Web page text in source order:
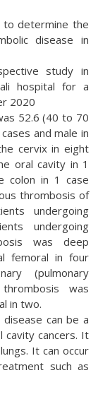
to determine the
disease in
study in
hospital for a
2020
52.6 (40 to 70
and male in
cervix in eight
oral cavity in 1
colon in 1 case
thrombosis of
undergoing
undergoing
was deep
femoral in four
(pulmonary
was
in two.
can be a
cavity cancers. It
It can occur
such as